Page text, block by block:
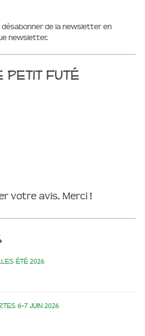
de la newsletter en
newsletter.
Petit Futé
votre avis. Merci !
été 2026
6-7 juin 2026